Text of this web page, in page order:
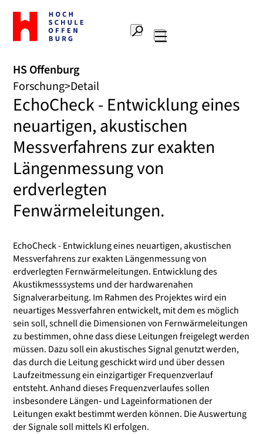
Zur
Startseite
Hochschule
Suche
HS Offenburg
Forschung Detail
EchoCheck - Entwicklung eines
neuartigen, akustischen
Messverfahrens zur exakten
Längenmessung von
erdverlegten
Fenwärmeleitungen.
EchoCheck - Entwicklung eines neuartigen, akustischen
Messverfahrens zur exakten Längenmessung von
erdverlegten Fernwärmeleitungen. Entwicklung des
Akustikmesssystems und der hardwarenahen
Signalverarbeitung. Im Rahmen des Projektes wird ein
neuartiges Messverfahren entwickelt, mit dem es möglich
sein soll, schnell die Dimensionen von Fernwärmeleitungen
zu bestimmen, ohne dass diese Leitungen freigelegt werden
müssen. Dazu soll ein akustisches Signal genutzt werden,
das durch die Leitung geschickt wird und über dessen
Laufzeitmessung ein einzigartiger Frequenzverlauf
entsteht. Anhand dieses Frequenzverlaufes sollen
insbesondere Längen‐ und Lageinformationen der
Leitungen exakt bestimmt werden können. Die Auswertung
der Signale soll mittels KI erfolgen.